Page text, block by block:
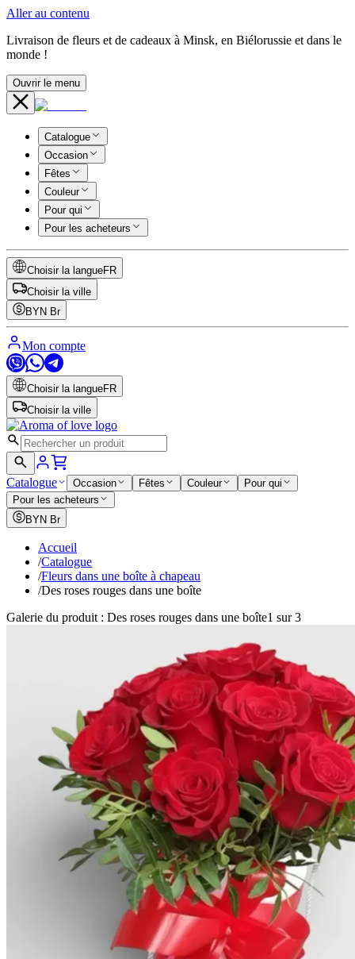
Aller au contenu
Livraison de fleurs et de cadeaux à Minsk, en Biélorussie et dans le
monde !
Ouvrir le menu
Catalogue
Occasion
Fêtes
Couleur
Pour qui
Pour les acheteurs
Choisir la langueFR
Choisir la ville
BYN Br
Mon compte
Choisir la langueFR
Choisir la ville
Catalogue Occasion Fêtes Couleur
Pour qui
Pour les acheteurs
BYN Br
Accueil
/Catalogue
/Fleurs dans une boîte à chapeau
/Des roses rouges dans une boîte
Galerie du produit : Des roses rouges dans une boîte1 sur 3